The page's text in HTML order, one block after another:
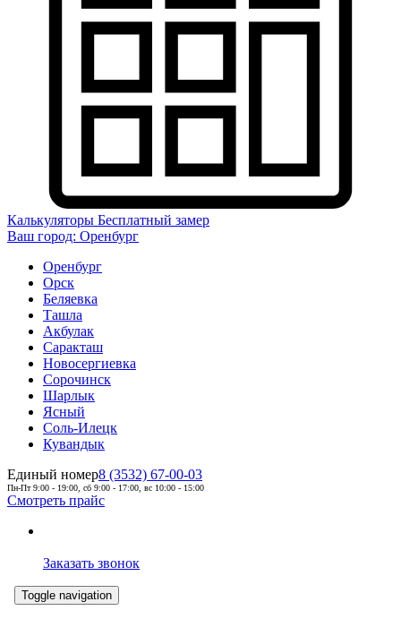
Калькуляторы Бесплатный замер
Ваш город: Оренбург
Оренбург
Орск
Беляевка
Ташла
Акбулак
Саракташ
Новосергиевка
Сорочинск
Шарлык
Ясный
Соль-Илецк
Кувандык
Единый номер8 (3532) 67-00-03
Пн-Пт 9:00 - 19:00, сб 9:00 - 17:00, вс 10:00 - 15:00
Смотреть прайс
Заказать звонок
Toggle navigation